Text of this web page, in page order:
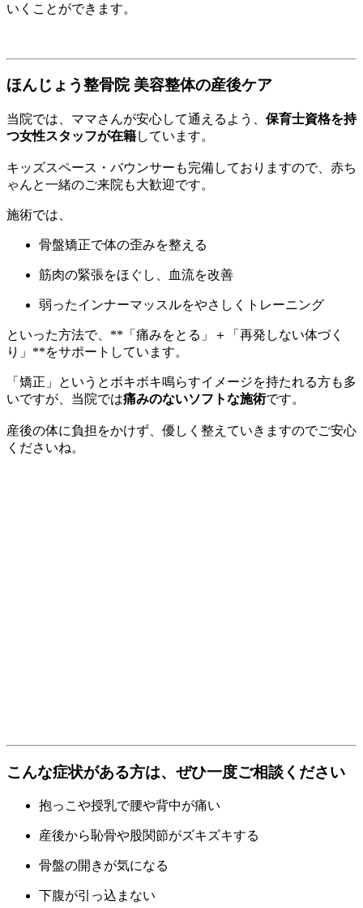
いくことができます。
ほんじょう整骨院 美容整体の産後ケア
当院では、ママさんが安心して通えるよう、 保育士資格を持
つ女性スタッフが在籍しています。
キッズスペース・バウンサーも完備しておりますので、赤ち
ゃんと一緒のご来院も大歓迎です。
施術では、
骨盤矯正で体の歪みを整える
筋肉の緊張をほぐし、血流を改善
弱ったインナーマッスルをやさしくトレーニング
といった方法で、**「痛みをとる」＋「再発しない体づく
り」**をサポートしています。
「矯正」というとボキボキ鳴らすイメージを持たれる方も多
いですが、当院では痛みのないソフトな施術です。
産後の体に負担をかけず、優しく整えていきますのでご安心
くださいね。
こんな症状がある方は、ぜひ一度ご相談ください
抱っこや授乳で腰や背中が痛い
産後から恥骨や股関節がズキズキする
骨盤の開きが気になる
下腹が引っ込まない